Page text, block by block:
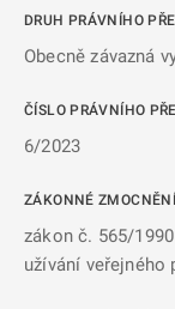
DRUH PRÁVNÍHO
Obecně závazná
ČÍSLO PRÁVNÍHO
6/2023
ZÁKONNÉ ZMOCNĚNÍ
zákon č. 565/
užívání veřejného